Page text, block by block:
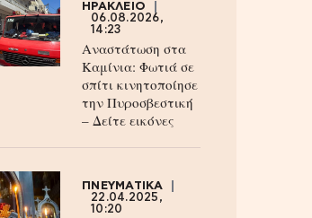
ΗΡΑΚΛΕΙΟ
06.08.2026,
14:23
Αναστάτωση στα
Καμίνια: Φωτιά σε
σπίτι κινητοποίησε
την Πυροσβεστική
– Δείτε εικόνες
ΠΝΕΥΜΑΤΙΚΑ
22.04.2025,
10:20